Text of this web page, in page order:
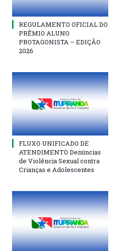
REGULAMENTO OFICIAL DO
PRÊMIO ALUNO
PROTAGONISTA – EDIÇÃO
2026
FLUXO UNIFICADO DE
ATENDIMENTO Denúncias
de Violência Sexual contra
Crianças e Adolescentes